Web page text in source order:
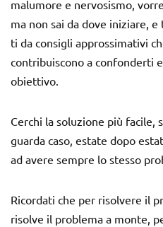
malumore e nervosismo,
ma non sai da dove iniziare,
ti da consigli approssimativi
contribuiscono a confonderti
obiettivo.
Cerchi la soluzione più facile,
guarda caso, estate dopo
ad avere sempre lo stesso
Ricordati che per risolvere il
risolve il problema a monte,